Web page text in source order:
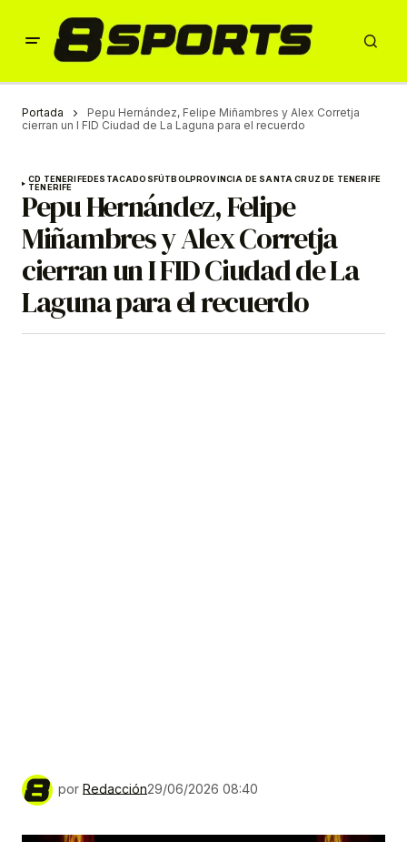
Portada
Pepu Hernández, Felipe Miñambres y Alex Corretja
cierran un I FID Ciudad de La Laguna para el recuerdo
CD TENERIFEDESTACADOSFÚTBOLPROVINCIA DE SANTA CRUZ DE TENERIFE
TENERIFE
Pepu Hernández, Felipe
Miñambres y Alex Corretja
cierran un I FID Ciudad de La
Laguna para el recuerdo
por Redacción29/06/2026 08:40